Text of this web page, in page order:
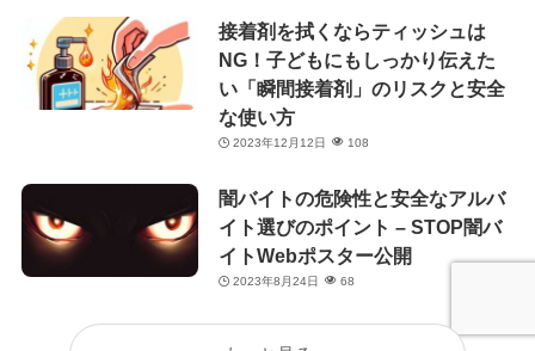
接着剤を拭くならティッシュは
NG！子どもにもしっかり伝えた
い「瞬間接着剤」のリスクと安全
な使い方
2023年12月12日 108
闇バイトの危険性と安全なアルバ
イト選びのポイント – STOP闇バ
イトWebポスター公開
2023年8月24日 68